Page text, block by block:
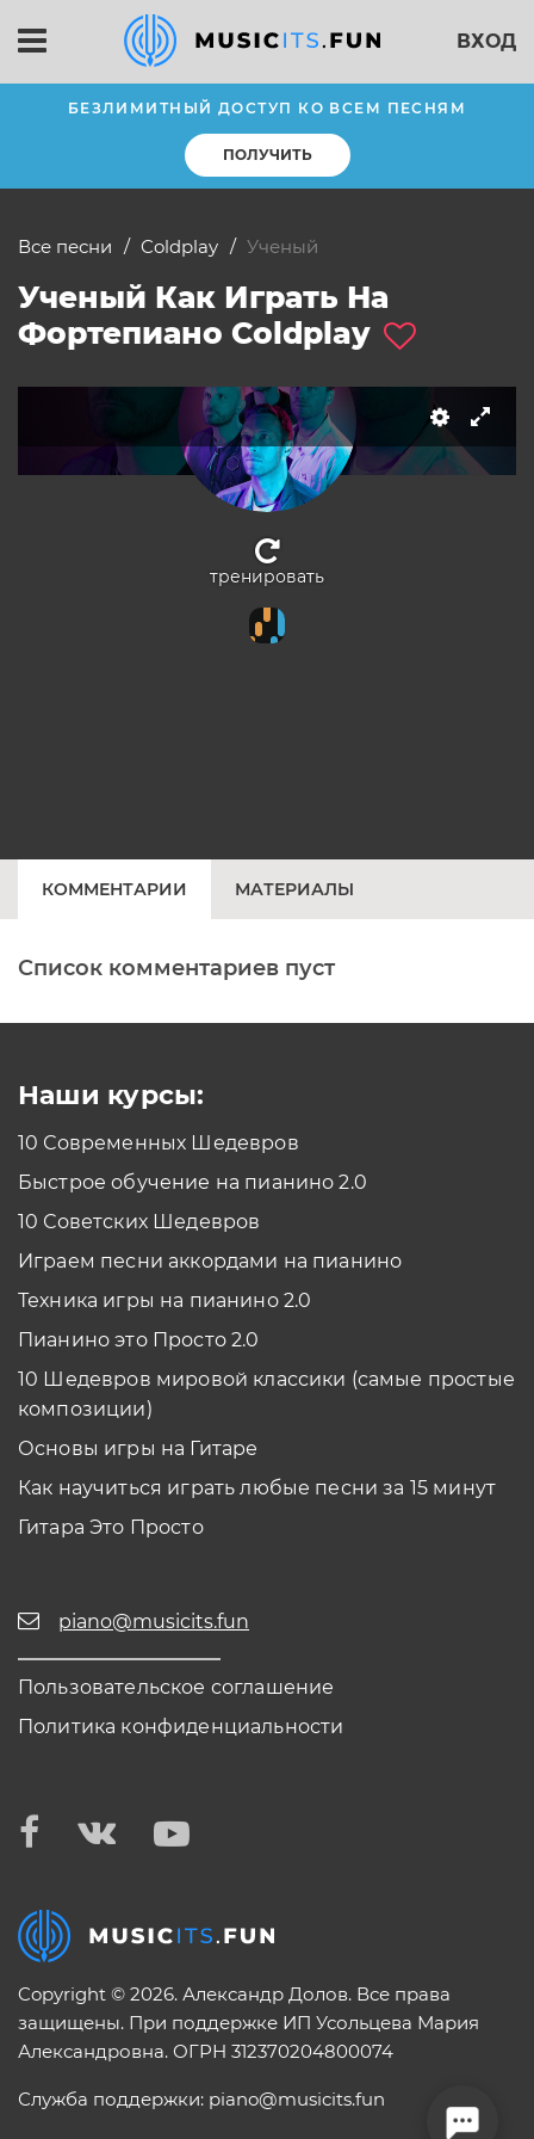
ВХОД
БЕЗЛИМИТНЫЙ ДОСТУП КО ВСЕМ ПЕСНЯМ
ПОЛУЧИТЬ
Все песни Coldplay ученый
Ученый Как Играть На
Фортепиано Coldplay
слушать
тренировать
КОММЕНТАРИИ МАТЕРИАЛЫ
Список комментариев пуст
Наши курсы:
10 Современных Шедевров
Быстрое обучение на пианино 2.0
10 Советских Шедевров
Играем песни аккордами на пианино
Техника игры на пианино 2.0
Пианино это Просто 2.0
10 Шедевров мировой классики (самые простые
композиции)
Основы игры на Гитаре
Как научиться играть любые песни за 15 минут
Гитара Это Просто
piano@musicits.fun
Пользовательское соглашение
Политика конфиденциальности
Copyright © 2026. Александр Долов. Все права
защищены. При поддержке ИП Усольцева Мария
Александровна. ОГРН 312370204800074
Служба поддержки: piano@musicits.fun